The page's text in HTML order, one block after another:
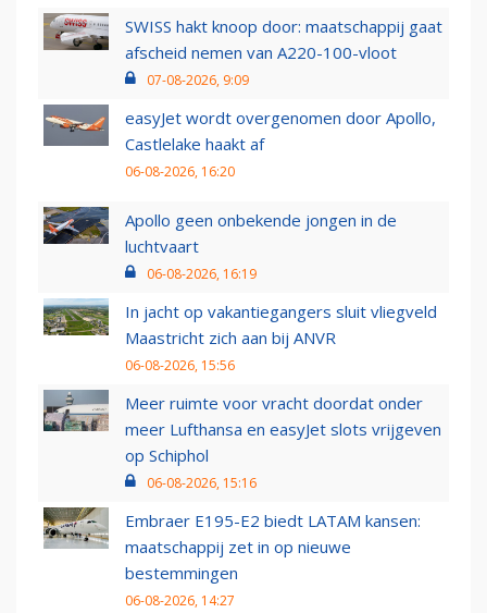
SWISS hakt knoop door: maatschappij gaat
afscheid nemen van A220-100-vloot
07-08-2026, 9:09
easyJet wordt overgenomen door Apollo,
Castlelake haakt af
06-08-2026, 16:20
Apollo geen onbekende jongen in de
luchtvaart
06-08-2026, 16:19
In jacht op vakantiegangers sluit vliegveld
Maastricht zich aan bij ANVR
06-08-2026, 15:56
Meer ruimte voor vracht doordat onder
meer Lufthansa en easyJet slots vrijgeven
op Schiphol
06-08-2026, 15:16
Embraer E195-E2 biedt LATAM kansen:
maatschappij zet in op nieuwe
bestemmingen
06-08-2026, 14:27